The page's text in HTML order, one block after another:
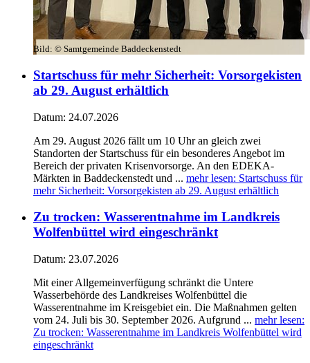
Bild: © Samtgemeinde Baddeckenstedt
Startschuss für mehr Sicherheit: Vorsorgekisten
ab 29. August erhältlich
Datum: 24.07.2026
Am 29. August 2026 fällt um 10 Uhr an gleich zwei
Standorten der Startschuss für ein besonderes Angebot im
Bereich der privaten Krisenvorsorge. An den EDEKA-
Märkten in Baddeckenstedt und ... mehr lesen: Startschuss für
mehr Sicherheit: Vorsorgekisten ab 29. August erhältlich
Zu trocken: Wasserentnahme im Landkreis
Wolfenbüttel wird eingeschränkt
Datum: 23.07.2026
Mit einer Allgemeinverfügung schränkt die Untere
Wasserbehörde des Landkreises Wolfenbüttel die
Wasserentnahme im Kreisgebiet ein. Die Maßnahmen gelten
vom 24. Juli bis 30. September 2026. Aufgrund ... mehr lesen:
Zu trocken: Wasserentnahme im Landkreis Wolfenbüttel wird
eingeschränkt